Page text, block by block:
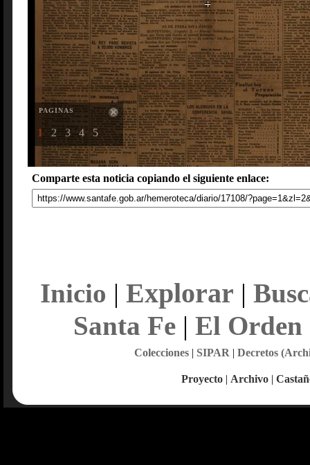
PAGINAS
1 2 3 4 5
Comparte esta noticia copiando el siguiente enlace:
Inicio | Explorar |
Santa Fe| El Orden
Colecciones| SIPAR | Decretos
Proyecto | Archivo |